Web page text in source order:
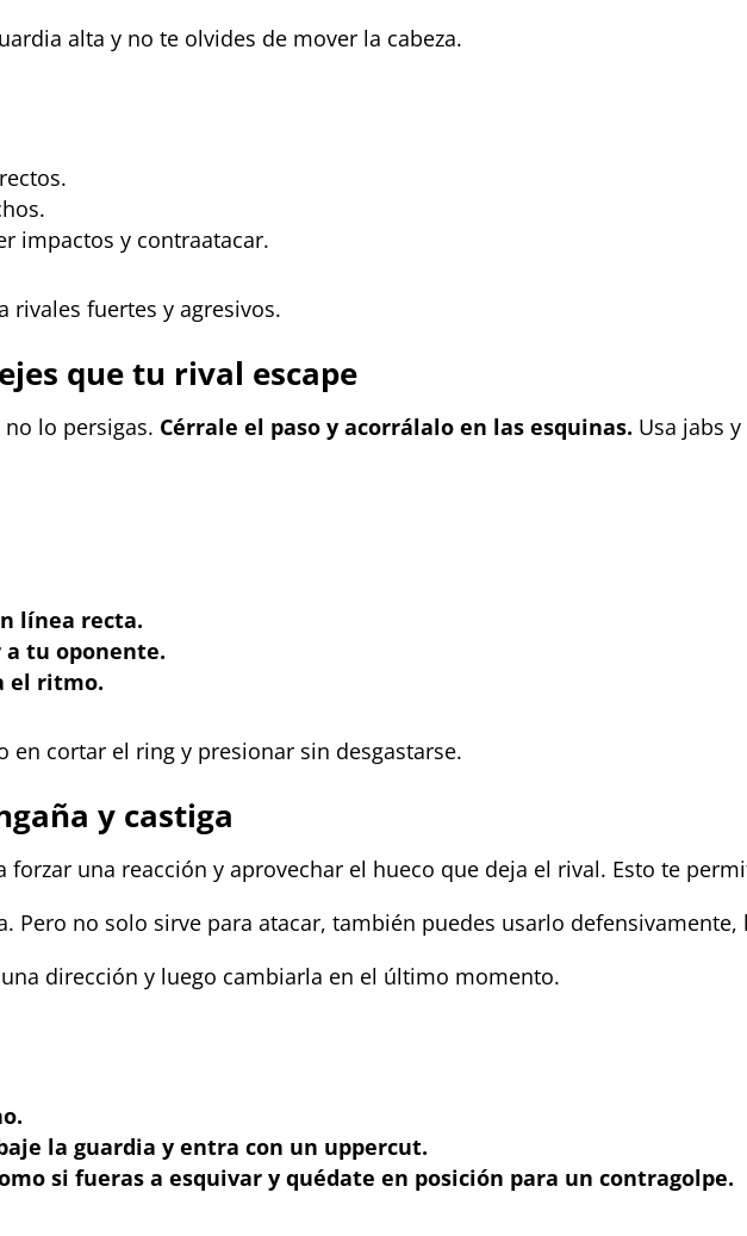
alta y no te olvides de mover la cabeza.
impactos y contraatacar.
rivales fuertes y agresivos.
que tu rival escape
lo persigas. Cérrale el paso y acorrálalo en las esquinas. Usa jabs
línea recta.
a tu oponente.
el ritmo.
en cortar el ring y presionar sin desgastarse.
y castiga
forzar una reacción y aprovechar el hueco que deja el rival. Esto te
Pero no solo sirve para atacar, también puedes usarlo defensivamente,
dirección y luego cambiarla en el último momento.
la guardia y entra con un uppercut.
si fueras a esquivar y quédate en posición para un contragolpe.